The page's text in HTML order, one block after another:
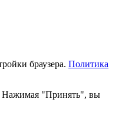
браузера. Политика
Нажимая "Принять", вы